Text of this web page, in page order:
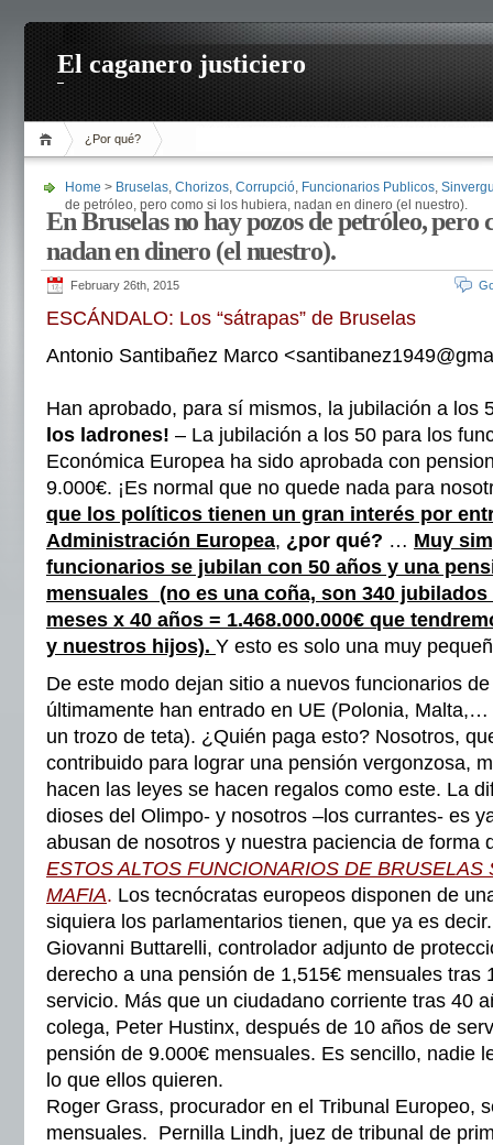
El caganero justiciero
¿Por qué?
Home > Bruselas, Chorizos, Corrupció, Funcionarios Publicos,
de petróleo, pero como si los hubiera, nadan en dinero (el nuestro).
En Bruselas no hay pozos de petróleo, pero
nadan en dinero (el nuestro).
February 26th, 2015
ESCÁNDALO: Los “sátrapas” de Bruselas
Antonio Santibañez Marco
Han aprobado, para sí mismos, la jubilación a los
los ladrones! – La jubilación a los 50 para los
Económica Europea ha sido aprobada con
9.000€. ¡Es normal que no quede nada para
que los políticos tienen un gran interés por
Administración Europea, ¿por qué? … Muy
funcionarios se jubilan con 50 años y una
mensuales (no es una coña, son 340 jubilados
meses x 40 años = 1.468.000.000€ que
y nuestros hijos). Y esto es solo una muy
De este modo dejan sitio a nuevos funcionarios
últimamente han entrado en UE (Polonia,
un trozo de teta). ¿Quién paga esto? Nosotros,
contribuido para lograr una pensión vergonzosa,
hacen las leyes se hacen regalos como este. La
dioses del Olimpo- y nosotros –los currantes- es
abusan de nosotros y nuestra paciencia de forma
ESTOS ALTOS FUNCIONARIOS DE BRUSELAS
MAFIA. Los tecnócratas europeos disponen de
siquiera los parlamentarios tienen, que ya es decir.
Giovanni Buttarelli, controlador adjunto de
derecho a una pensión de 1,515€ mensuales tras
servicio. Más que un ciudadano corriente tras 40
colega, Peter Hustinx, después de 10 años de
pensión de 9.000€ mensuales. Es sencillo, nadie
lo que ellos quieren.
Roger Grass, procurador en el Tribunal Europeo,
mensuales. Pernilla Lindh, juez de tribunal de